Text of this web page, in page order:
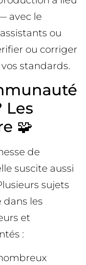
avec le
ou
ou corriger
standards.
Les
🧩
de
suscite aussi
sujets
dans les
et
: